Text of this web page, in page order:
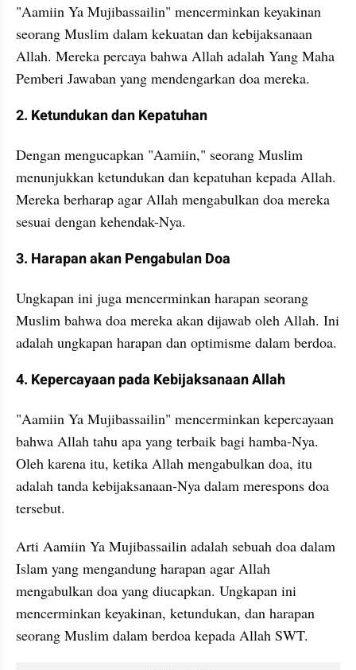
"Aamiin Ya Mujibassailin" mencerminkan keyakinan
seorang Muslim dalam kekuatan dan kebijaksanaan
Allah. Mereka percaya bahwa Allah adalah Yang Maha
Pemberi Jawaban yang mendengarkan doa mereka.
2. Ketundukan dan Kepatuhan
Dengan mengucapkan "Aamiin," seorang Muslim
menunjukkan ketundukan dan kepatuhan kepada Allah.
Mereka berharap agar Allah mengabulkan doa mereka
sesuai dengan kehendak-Nya.
3. Harapan akan Pengabulan Doa
Ungkapan ini juga mencerminkan harapan seorang
Muslim bahwa doa mereka akan dijawab oleh Allah. Ini
adalah ungkapan harapan dan optimisme dalam berdoa.
4. Kepercayaan pada Kebijaksanaan Allah
"Aamiin Ya Mujibassailin" mencerminkan kepercayaan
bahwa Allah tahu apa yang terbaik bagi hamba-Nya.
Oleh karena itu, ketika Allah mengabulkan doa, itu
adalah tanda kebijaksanaan-Nya dalam merespons doa
tersebut.
Arti Aamiin Ya Mujibassailin adalah sebuah doa dalam
Islam yang mengandung harapan agar Allah
mengabulkan doa yang diucapkan. Ungkapan ini
mencerminkan keyakinan, ketundukan, dan harapan
seorang Muslim dalam berdoa kepada Allah SWT.